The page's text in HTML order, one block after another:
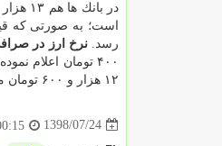
در بانك ها هم ۱۳ هزار و ۹۶۴ تومان است.
رسد.نرخ ارز در
۱۲ هزار و ۶۰۰ تومان می فروشند. ۲۲۶۲۳۱
1398/07/24